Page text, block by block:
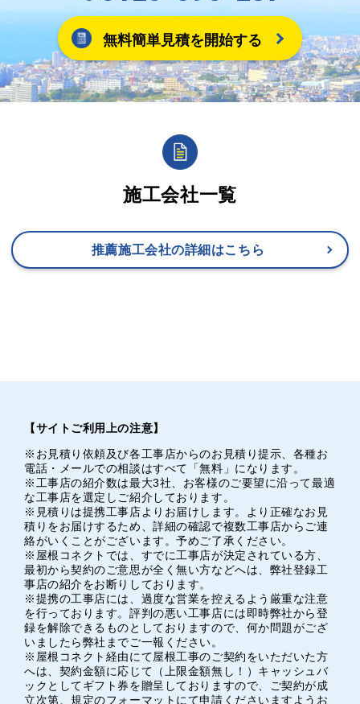
無料簡単見積を開始する
施工会社一覧
推薦施工会社の詳細はこちら
【サイトご利用上の注意】
※お見積り依頼及び各工事店からのお見積り提示、各種お
電話・メールでの相談はすべて「無料」になります。
※工事店の紹介数は最大3社、お客様のご要望に沿って最適
な工事店を選定しご紹介しております。
※見積りは提携工事店よりお届けします。より正確なお見
積りをお届けするため、詳細の確認で複数工事店からご連
絡がいくことがございます。予めご了承ください。
※屋根コネクトでは、すでに工事店が決定されている方、
最初から契約のご意思が全く無い方などへは、弊社登録工
事店の紹介をお断りしております。
※提携の工事店には、過度な営業を控えるよう厳重な注意
を行っております。評判の悪い工事店には即時弊社から登
録を解除できるものとしておりますので、何か問題がござ
いましたら弊社までご一報ください。
※屋根コネクト経由にて屋根工事のご契約をいただいた方
へは、契約金額に応じて（上限金額無し！）キャッシュバ
ックとしてギフト券を贈呈しておりますので、ご契約が成
立次第、規定のフォーマットにて申請くださいますようお